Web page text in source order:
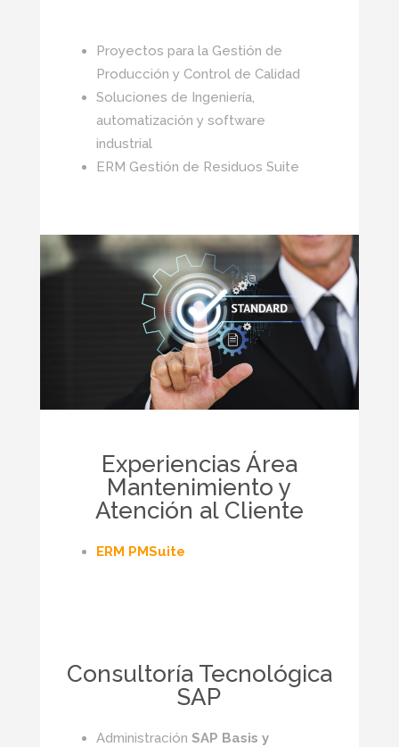
Proyectos para la Gestión de
Producción y Control de Calidad
Soluciones de Ingeniería,
automatización y software
industrial
ERM Gestión de Residuos Suite
Experiencias Área
Mantenimiento y
Atención al Cliente
ERM PMSuite
Consultoría Tecnológica
SAP
Administración SAP Basis y